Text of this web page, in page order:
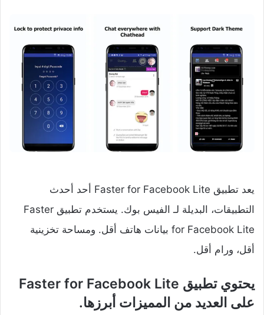
يعد تطبيق Faster for Facebook Lite أحد أحدث
التطبيقات، البديلة لـ الفيس بوك. يستخدم تطبيق Faster
for Facebook Lite‏ بيانات هاتف أقل. ومساحة تخزينية
أقل، ورام أقل.
على العديد من المميزات أبرزها.